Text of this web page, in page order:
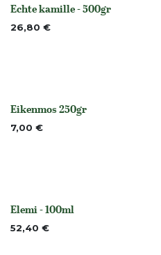
Niet op voorraad
Echte kamille - 500gr
26,80 €
None
Eikenmos 250gr
7,00 €
None
Elemi - 100ml
52,40 €